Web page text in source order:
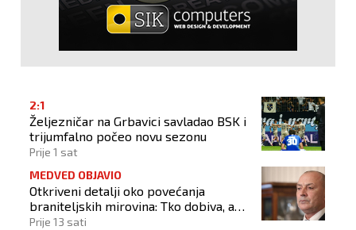
2:1
Željezničar na Grbavici savladao BSK i
trijumfalno počeo novu sezonu
Prije 1 sat
MEDVED OBJAVIO
Otkriveni detalji oko povećanja
braniteljskih mirovina: Tko dobiva, a
tko ne
Prije 13 sati